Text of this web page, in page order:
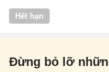
Vntrip
Hết hạn
Đừng bỏ lỡ